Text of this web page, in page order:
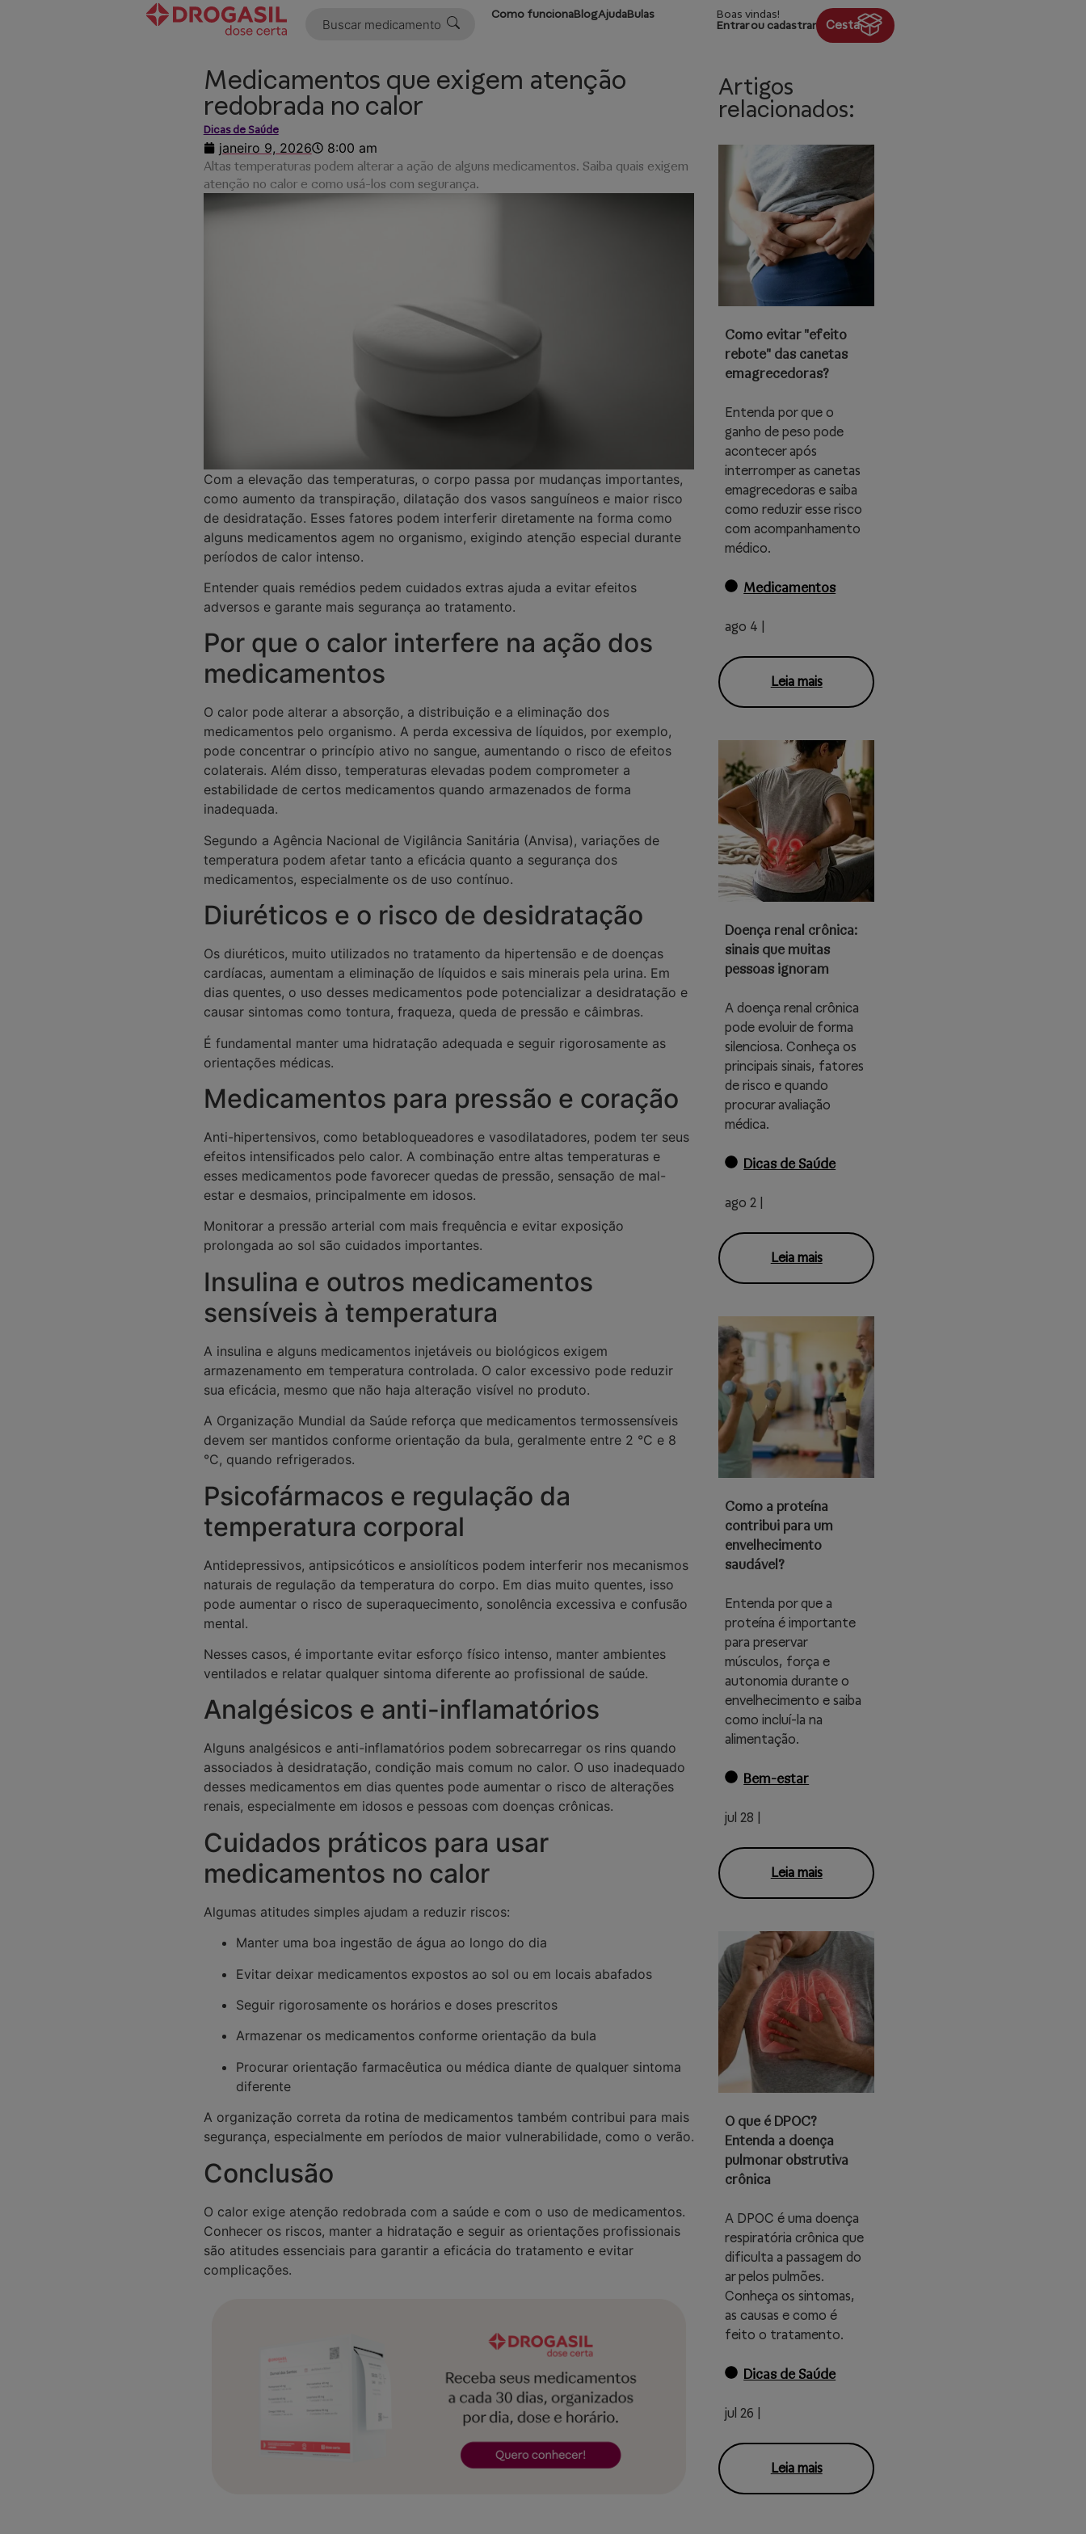
Como funcionaBlogAjudaBulas
Boas vindas!
Entrar ou cadastrar
Cesta
Medicamentos que exigem atenção
redobrada no calor
Dicas de Saúde
janeiro 9, 2026 8:00 am
Altas temperaturas podem alterar a ação de alguns medicamentos. Saiba quais exigem
atenção no calor e como usá-los com segurança.
Com a elevação das temperaturas, o corpo passa por mudanças importantes,
como aumento da transpiração, dilatação dos vasos sanguíneos e maior risco
de desidratação. Esses fatores podem interferir diretamente na forma como
alguns medicamentos agem no organismo, exigindo atenção especial durante
períodos de calor intenso.
Entender quais remédios pedem cuidados extras ajuda a evitar efeitos
adversos e garante mais segurança ao tratamento.
Por que o calor interfere na ação dos
medicamentos
O calor pode alterar a absorção, a distribuição e a eliminação dos
medicamentos pelo organismo. A perda excessiva de líquidos, por exemplo,
pode concentrar o princípio ativo no sangue, aumentando o risco de efeitos
colaterais. Além disso, temperaturas elevadas podem comprometer a
estabilidade de certos medicamentos quando armazenados de forma
inadequada.
Segundo a Agência Nacional de Vigilância Sanitária (Anvisa), variações de
temperatura podem afetar tanto a eficácia quanto a segurança dos
medicamentos, especialmente os de uso contínuo.
Diuréticos e o risco de desidratação
Os diuréticos, muito utilizados no tratamento da hipertensão e de doenças
cardíacas, aumentam a eliminação de líquidos e sais minerais pela urina. Em
dias quentes, o uso desses medicamentos pode potencializar a desidratação e
causar sintomas como tontura, fraqueza, queda de pressão e câimbras.
É fundamental manter uma hidratação adequada e seguir rigorosamente as
orientações médicas.
Medicamentos para pressão e coração
Anti-hipertensivos, como betabloqueadores e vasodilatadores, podem ter seus
efeitos intensificados pelo calor. A combinação entre altas temperaturas e
esses medicamentos pode favorecer quedas de pressão, sensação de mal-
estar e desmaios, principalmente em idosos.
Monitorar a pressão arterial com mais frequência e evitar exposição
prolongada ao sol são cuidados importantes.
Insulina e outros medicamentos
sensíveis à temperatura
A insulina e alguns medicamentos injetáveis ou biológicos exigem
armazenamento em temperatura controlada. O calor excessivo pode reduzir
sua eficácia, mesmo que não haja alteração visível no produto.
A Organização Mundial da Saúde reforça que medicamentos termossensíveis
devem ser mantidos conforme orientação da bula, geralmente entre 2 °C e 8
°C, quando refrigerados.
Psicofármacos e regulação da
temperatura corporal
Antidepressivos, antipsicóticos e ansiolíticos podem interferir nos mecanismos
naturais de regulação da temperatura do corpo. Em dias muito quentes, isso
pode aumentar o risco de superaquecimento, sonolência excessiva e confusão
mental.
Nesses casos, é importante evitar esforço físico intenso, manter ambientes
ventilados e relatar qualquer sintoma diferente ao profissional de saúde.
Analgésicos e anti-inflamatórios
Alguns analgésicos e anti-inflamatórios podem sobrecarregar os rins quando
associados à desidratação, condição mais comum no calor. O uso inadequado
desses medicamentos em dias quentes pode aumentar o risco de alterações
renais, especialmente em idosos e pessoas com doenças crônicas.
Cuidados práticos para usar
medicamentos no calor
Algumas atitudes simples ajudam a reduzir riscos:
Manter uma boa ingestão de água ao longo do dia
Evitar deixar medicamentos expostos ao sol ou em locais abafados
Seguir rigorosamente os horários e doses prescritos
Armazenar os medicamentos conforme orientação da bula
Procurar orientação farmacêutica ou médica diante de qualquer sintoma
diferente
A organização correta da rotina de medicamentos também contribui para mais
segurança, especialmente em períodos de maior vulnerabilidade, como o verão.
Conclusão
O calor exige atenção redobrada com a saúde e com o uso de medicamentos.
Conhecer os riscos, manter a hidratação e seguir as orientações profissionais
são atitudes essenciais para garantir a eficácia do tratamento e evitar
complicações.
Artigos
relacionados:
Como evitar "efeito
rebote" das canetas
emagrecedoras?
Entenda por que o
ganho de peso pode
acontecer após
interromper as canetas
emagrecedoras e saiba
como reduzir esse risco
com acompanhamento
médico.
Medicamentos
ago 4 |
Leia mais
Doença renal crônica:
sinais que muitas
pessoas ignoram
A doença renal crônica
pode evoluir de forma
silenciosa. Conheça os
principais sinais, fatores
de risco e quando
procurar avaliação
médica.
Dicas de Saúde
ago 2 |
Leia mais
Como a proteína
contribui para um
envelhecimento
saudável?
Entenda por que a
proteína é importante
para preservar
músculos, força e
autonomia durante o
envelhecimento e saiba
como incluí-la na
alimentação.
Bem-estar
jul 28 |
Leia mais
O que é DPOC?
Entenda a doença
pulmonar obstrutiva
crônica
A DPOC é uma doença
respiratória crônica que
dificulta a passagem do
ar pelos pulmões.
Conheça os sintomas,
as causas e como é
feito o tratamento.
Dicas de Saúde
jul 26 |
Leia mais